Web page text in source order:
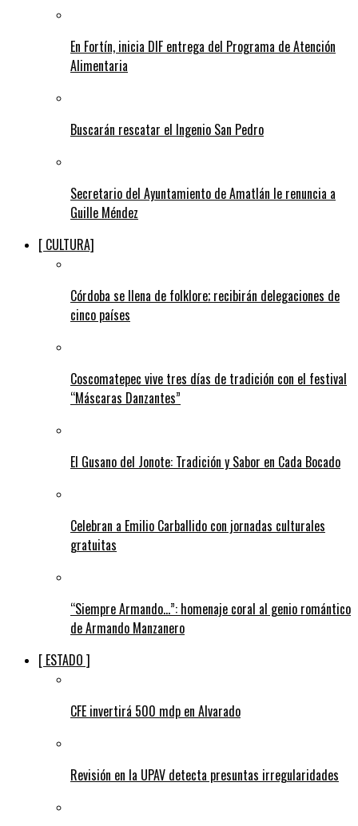
En Fortín, inicia DIF entrega del Programa de Atención
Alimentaria
Buscarán rescatar el Ingenio San Pedro
Secretario del Ayuntamiento de Amatlán le renuncia a
Guille Méndez
[ CULTURA]
Córdoba se llena de folklore; recibirán delegaciones de
cinco países
Coscomatepec vive tres días de tradición con el festival
“Máscaras Danzantes”
El Gusano del Jonote: Tradición y Sabor en Cada Bocado
Celebran a Emilio Carballido con jornadas culturales
gratuitas
“Siempre Armando…”: homenaje coral al genio romántico
de Armando Manzanero
[ ESTADO ]
CFE invertirá 500 mdp en Alvarado
Revisión en la UPAV detecta presuntas irregularidades